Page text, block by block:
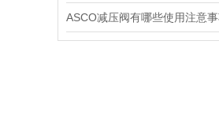
ASCO减压阀有哪些使用注意